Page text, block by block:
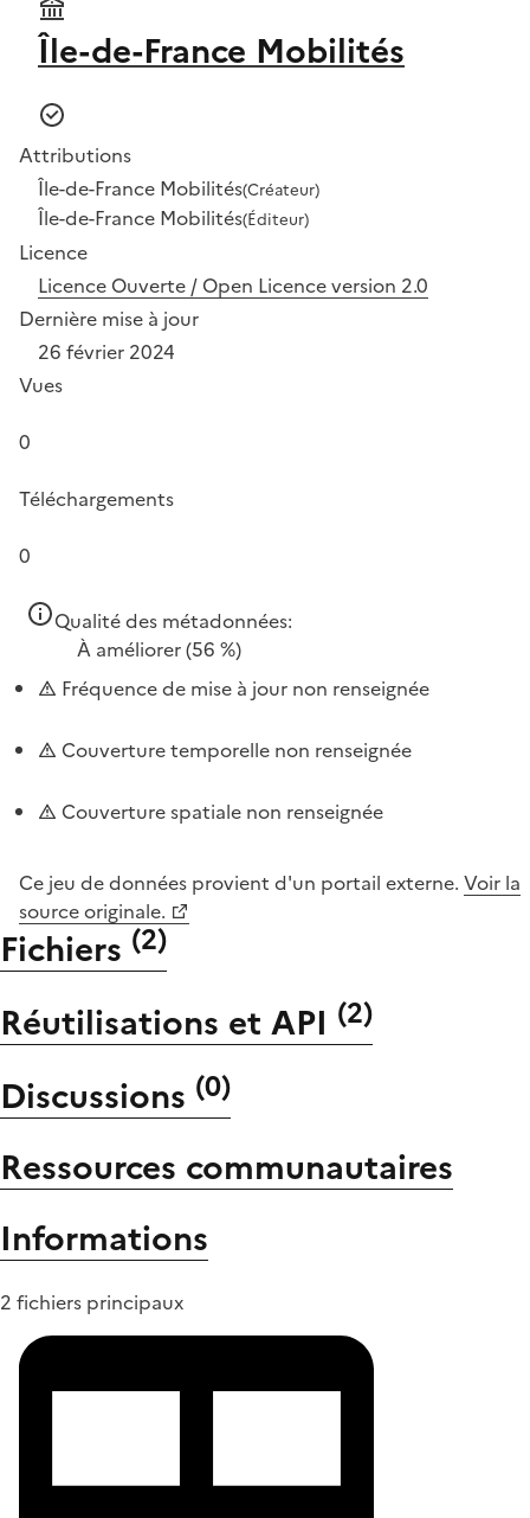
Île-de-France Mobilités
Attributions
Île-de-France Mobilités(Créateur)
Île-de-France Mobilités(Éditeur)
Licence
Licence Ouverte / Open Licence version 2.0
Dernière mise à jour
26 février 2024
Vues
0
Téléchargements
0
Qualité des métadonnées:
À améliorer(56 %)
Fréquence de mise à jour non renseignée
Couverture temporelle non renseignée
Couverture spatiale non renseignée
Ce jeu de données provient d'un portail externe. Voir la
source originale.
Fichiers (2)
Réutilisations et API (2)
Discussions (0)
Ressources communautaires
Informations
2 fichiers principaux